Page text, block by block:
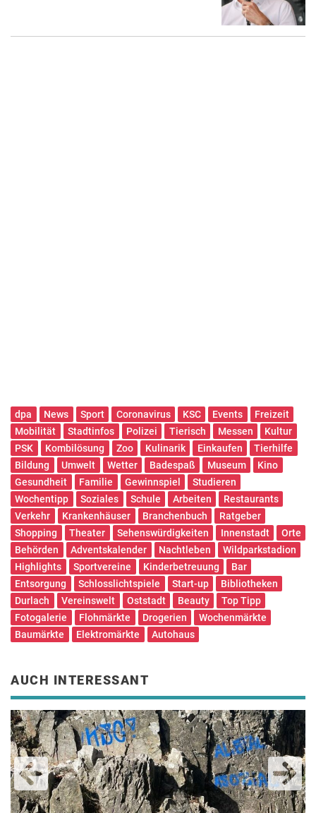
dpa News Sport Coronavirus KSC Events
Freizeit
Mobilität
Stadtinfos Polizei Tierisch Messen
Kultur
PSK
Kombilösung Zoo Kulinarik Einkaufen
Tierhilfe
Bildung
Umwelt Wetter Badespaß Museum
Kino
Gesundheit
Familie Gewinnspiel
Studieren
Wochentipp
Soziales Schule Arbeiten
Restaurants
Verkehr
Krankenhäuser Branchenbuch
Ratgeber
Shopping
Theater Sehenswürdigkeiten Innenstadt
Orte
Behörden
Adventskalender Nachtleben
Wildparkstadion
Highlights
Sportvereine Kinderbetreuung
Bar
Entsorgung
Schlosslichtspiele Start-up
Bibliotheken
Durlach
Vereinswelt Oststadt Beauty
Top Tipp
Fotogalerie
Flohmärkte Drogerien
Wochenmärkte
Baumärkte
Elektromärkte Autohaus
AUCH INTERESSANT